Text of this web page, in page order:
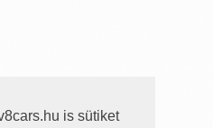
is sütiket